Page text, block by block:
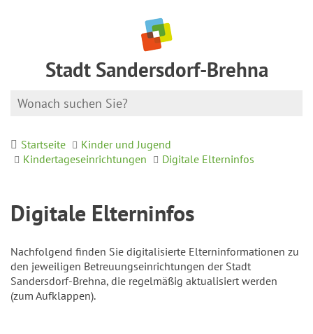
Stadt Sandersdorf-Brehna
Startseite
Kinder und Jugend
Kindertageseinrichtungen
Digitale Elterninfos
Digitale Elterninfos
Nachfolgend finden Sie digitalisierte Elterninformationen zu
den jeweiligen Betreuungseinrichtungen der Stadt
Sandersdorf-Brehna, die regelmäßig aktualisiert werden
(zum Aufklappen).